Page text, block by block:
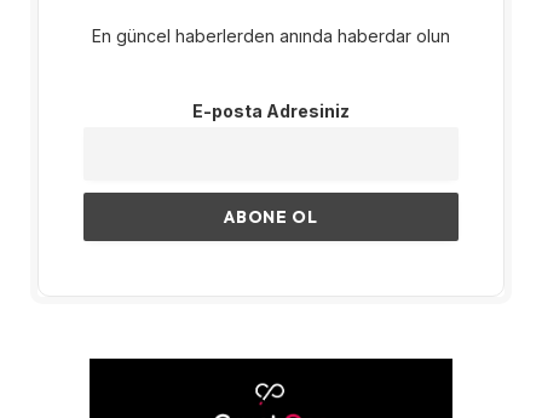
En güncel haberlerden anında haberdar olun
E-posta Adresiniz